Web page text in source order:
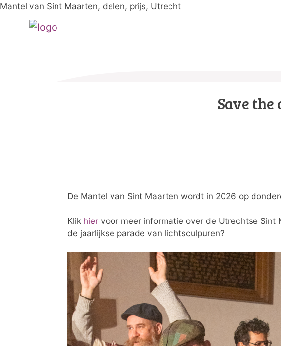
Mantel van Sint Maarten, delen, prijs, Utrecht
Save
De Mantel van Sint Maarten wordt in 2026 op
Klik hier voor meer informatie over de Utrechtse
de jaarlijkse parade van lichtsculpuren?